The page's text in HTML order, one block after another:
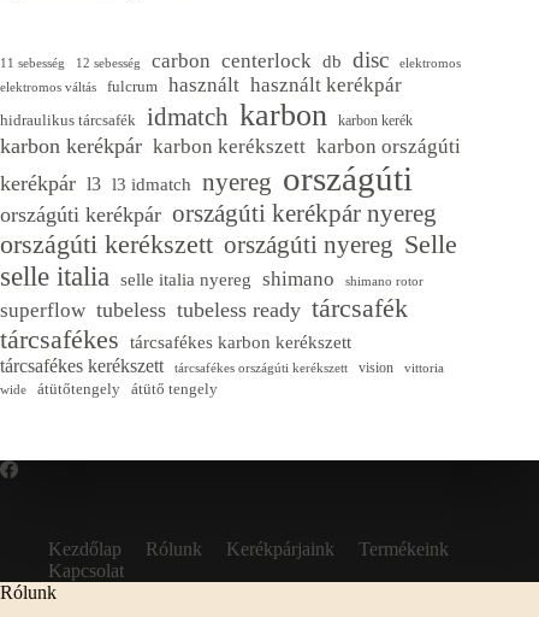
11 sebesség 12 sebesség carbon centerlock db disc
elektromos
elektromos váltás
fulcrum használt használt kerékpár
hidraulikus tárcsafék idmatch karbon karbon kerék
karbon kerékpár karbon kerékszett karbon országúti
kerékpár l3 l3 idmatch nyereg országúti
országúti kerékpár országúti kerékpár nyereg
országúti kerékszett országúti nyereg Selle
selle italia selle italia nyereg shimano shimano rotor
superflow tubeless tubeless ready tárcsafék
tárcsafékes
tárcsafékes karbon kerékszett
tárcsafékes kerékszett tárcsafékes országúti kerékszett vision
vittoria
wide
átütőtengely átütő tengely
Kezdőlap Rólunk Kerékpárjaink
Termékeink
Kapcsolat
Rólunk